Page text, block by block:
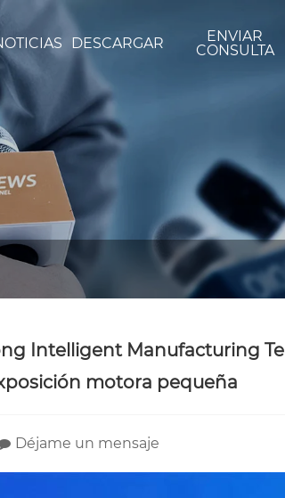
DESCARGAR
ENVIAR
CONSULTA
Intelligent Manufacturing
motora pequeña
Déjame un mensaje